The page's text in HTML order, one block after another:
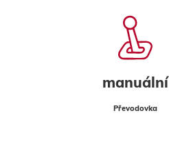
manuální
Převodovka